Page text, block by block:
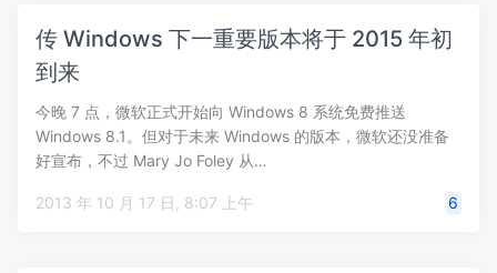
传 Windows 下一重要版本将于 2015 年初
到来
今晚 7 点，微软正式开始向 Windows 8 系统免费推送
Windows 8.1。但对于未来 Windows 的版本，微软还没准备
好宣布，不过 Mary Jo Foley 从…
2013 年 10 月 17 日, 8:07 上午 6